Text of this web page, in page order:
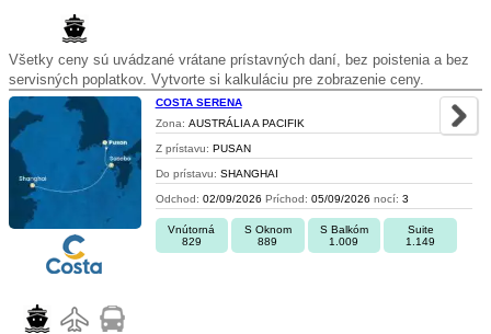
Všetky ceny sú uvádzané vrátane prístavných daní, bez poistenia a bez
servisných poplatkov. Vytvorte si kalkuláciu pre zobrazenie ceny.
COSTA SERENA
Zona: AUSTRÁLIA A PACIFIK
Z prístavu: PUSAN
Do prístavu: SHANGHAI
Odchod: 02/09/2026 Príchod: 05/09/2026 nocí: 3
Vnútorná
829
S Oknom
889
S Balkóm
1.009
Suite
1.149